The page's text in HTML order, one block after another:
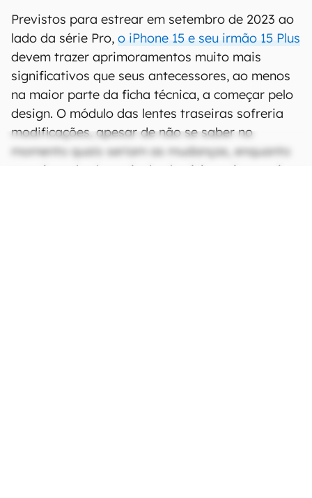
Previstos para estrear em setembro de 2023 ao
lado da série Pro, o iPhone 15 e seu irmão 15 Plus
devem trazer aprimoramentos muito mais
significativos que seus antecessores, ao menos
na maior parte da ficha técnica, a começar pelo
design. O módulo das lentes traseiras sofreria
modificações, apesar de não se saber no
momento quais seriam as mudanças, enquanto
as quinas das laterais de alumínio seriam mais